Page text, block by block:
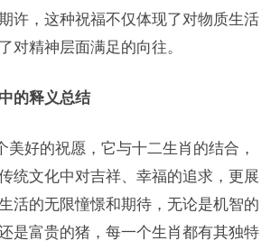
许，这种祝福不仅体现了对物质生活
对精神层面满足的向往。
的释义总结
美好的祝愿，它与十二生肖的结合，
统文化中对吉祥、幸福的追求，更展
活的无限憧憬和期待，无论是机智的
是富贵的猪，每一个生肖都有其独特